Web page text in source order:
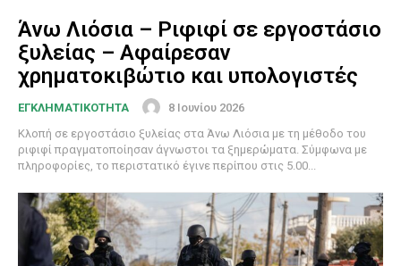
Άνω Λιόσια – Ριφιφί σε εργοστάσιο
ξυλείας – Αφαίρεσαν
χρηματοκιβώτιο και υπολογιστές
ΕΓΚΛΗΜΑΤΙΚΟΤΗΤΑ
8 Ιουνίου 2026
Κλοπή σε εργοστάσιο ξυλείας στα Άνω Λιόσια με τη μέθοδο του
ριφιφί πραγματοποίησαν άγνωστοι τα ξημερώματα. Σύμφωνα με
πληροφορίες, το περιστατικό έγινε περίπου στις 5.00...